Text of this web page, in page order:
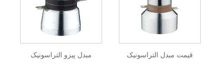
مبدل پیزو التراسونیک قیمت مبدل التراسونیک